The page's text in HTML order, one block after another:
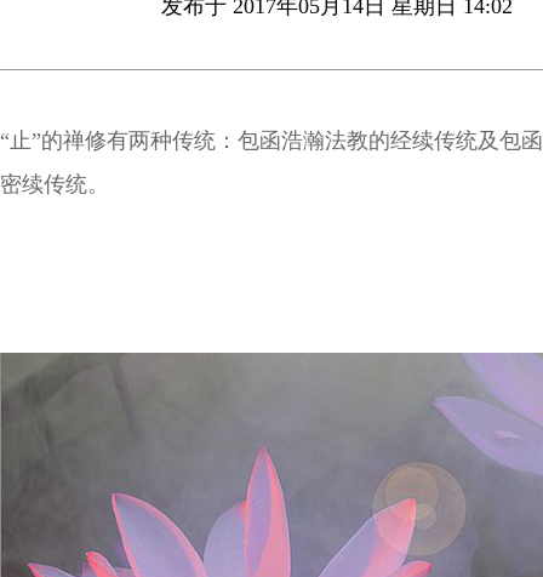
发布于 2017年05月14日 星期日 14:02
“止”的禅修有两种传统：包函浩瀚法教的经续传统及包
密续传统。